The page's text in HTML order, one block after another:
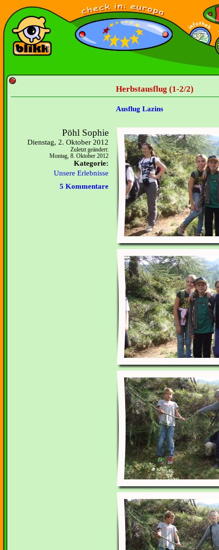
Herbstausflug (1-2/2)
Ausflug Lazins
Pöhl Sophie
Dienstag, 2. Oktober 2012
Zuletzt geändert:
Montag, 8. Oktober 2012
Kategorie:
Unsere Erlebnisse
5 Kommentare